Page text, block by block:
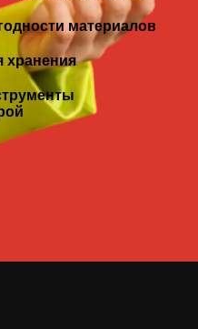
материалов
хранения